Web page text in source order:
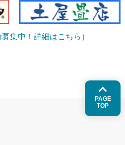
集中！詳細はこちら）
PAGE
TOP